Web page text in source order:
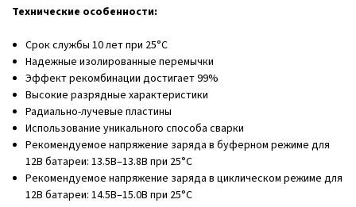
Технические особенности:
Срок службы 10 лет при 25°C
Надежные изолированные перемычки
Эффект рекомбинации достигает 99%
Высокие разрядные характеристики
Радиально-лучевые пластины
Использование уникального способа сварки
Рекомендуемое напряжение заряда в буферном режиме для
12В батареи: 13.5В–13.8В при 25°С
Рекомендуемое напряжение заряда в циклическом режиме для
12В батареи: 14.5В–15.0В при 25°C